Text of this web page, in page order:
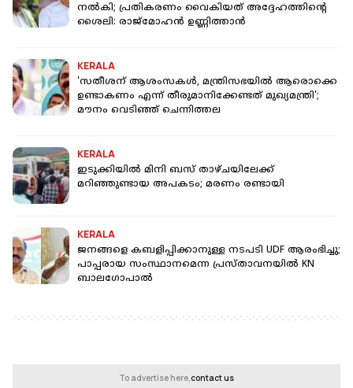
നൽകി; പ്രതികരണം വൈകിയത് അദ്ദേഹത്തിന്റെ
ശൈലി: രാജ്മോഹൻ ഉണ്ണിത്താൻ
KERALA
'സതീശന് ആശംസകൾ, മന്ത്രിസഭയിൽ ആരൊക്കെ
ഉണ്ടാകണം എന്ന് തീരുമാനിക്കേണ്ടത് മുഖ്യമന്ത്രി';
മൗനം വെടിഞ്ഞ് ചെന്നിത്തല
KERALA
ഇടുക്കിയില്‍ മിനി ബസ് താഴ്ചയിലേക്ക്
മറിഞ്ഞുണ്ടായ അപകടം; മരണം രണ്ടായി
KERALA
ജനങ്ങളെ കബളിപ്പിക്കാനുള്ള നടപടി UDF ആരംഭിച്ചു;
പാപ്പരായ സംസ്ഥാനമെന്ന പ്രസ്താവനയില്‍ KN
ബാലഗോപാല്‍
To advertise here,contact us